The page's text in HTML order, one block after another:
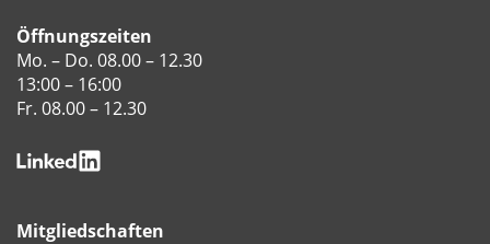
Öffnungszeiten
Mo. – Do. 08.00 – 12.30
13:00 – 16:00
Fr. 08.00 – 12.30
Mitgliedschaften